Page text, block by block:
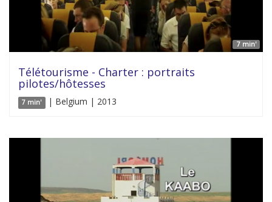
7 min'
Télétourisme - Charter : portraits
pilotes/hôtesses
7 min' | Belgium | 2013